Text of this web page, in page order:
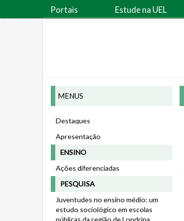
Portais Estude na UEL
MENUS
Destaques
Apresentação
ENSINO
Ações diferenciadas
PESQUISA
Juventudes no ensino médio: um
estudo sociológico em escolas
públicas da região de Londrina